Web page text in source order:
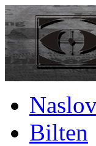
Bilten